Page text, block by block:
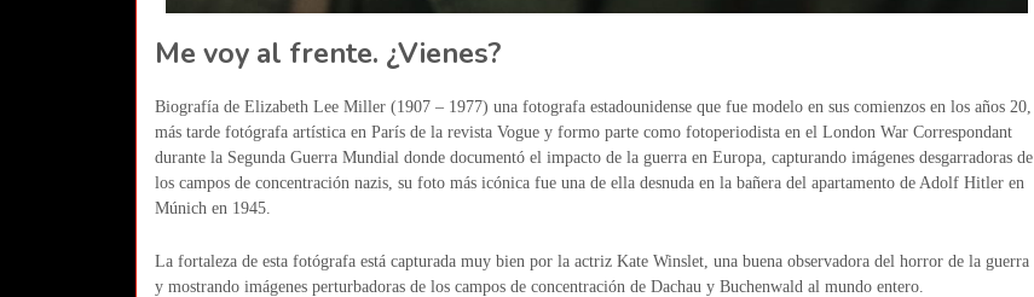
Me voy al frente. ¿Vienes?
Biografía de Elizabeth Lee Miller (1907 – 1977) una fotografa estadounidense que fue modelo en sus comienzos en los años 20,
más tarde fotógrafa artística en París de la revista Vogue y formo parte como fotoperiodista en el London War Correspondant
durante la Segunda Guerra Mundial donde documentó el impacto de la guerra en Europa, capturando imágenes desgarradoras de
los campos de concentración nazis, su foto más icónica fue una de ella desnuda en la bañera del apartamento de Adolf Hitler en
Múnich en 1945.
La fortaleza de esta fotógrafa está capturada muy bien por la actriz Kate Winslet, una buena observadora del horror de la guerra
y mostrando imágenes perturbadoras de los campos de concentración de Dachau y Buchenwald al mundo entero.